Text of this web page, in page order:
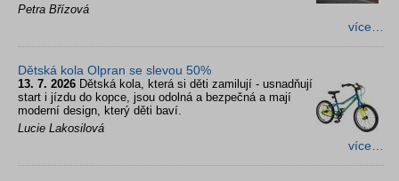
Petra Břízová
více…
Dětská kola Olpran se slevou 50%
13. 7. 2026 Dětská kola, která si děti zamilují - usnadňují
start i jízdu do kopce, jsou odolná a bezpečná a mají
moderní design, který děti baví.
Lucie Lakosilová
více…